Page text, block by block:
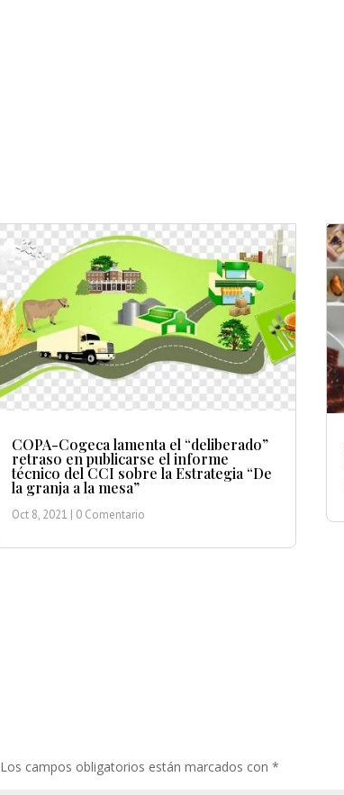
COPA-Cogeca lamenta el “deliberado”
retraso en publicarse el informe
técnico del CCI sobre la Estrategia “De
la granja a la mesa”
Oct 8, 2021 | 0 Comentario
Los campos obligatorios están marcados con*